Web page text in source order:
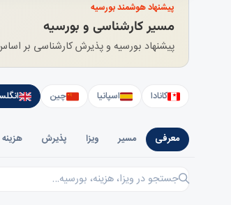
پیشنهاد هوشمند بورسیه
مسیر کارشناسی و بورسیه
پیشنهاد بورسیه و پذیرش کارشناسی بر
کانادا اسپانیا چین
معرفی مسیر ویزا پذیرش هزینه
جستجو در انگلستان